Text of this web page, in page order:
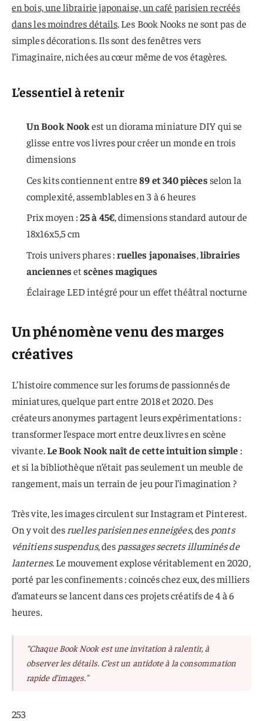
en bois, une librairie japonaise, un café parisien recréés
dans les moindres détails. Les Book Nooks ne sont pas de
simples décorations. Ils sont des fenêtres vers
l’imaginaire, nichées au cœur même de vos étagères.
L’essentiel à retenir
Un Book Nookest un diorama miniature DIY qui se
glisse entre vos livres pour créer un monde en trois
dimensions
Ces kits contiennent entre89 et 340 pièces selon la
complexité, assemblables en 3 à 6 heures
Prix moyen :25 à 45€, dimensions standard autour de
18x16x5,5 cm
Trois univers phares :ruelles japonaises,librairies
anciennesetscènes magiques
Éclairage LED intégré pour un effet théâtral nocturne
Un phénomène venu des marges
créatives
L’histoire commence sur les forums de passionnés de
miniatures, quelque part entre 2018 et 2020. Des
créateurs anonymes partagent leurs expérimentations :
transformer l’espace mort entre deux livres en scène
vivante.Le Book Nook naît de cette intuition simple :
et si la bibliothèque n’était pas seulement un meuble de
rangement, mais un terrain de jeu pour l’imagination ?
Très vite, les images circulent sur Instagram et Pinterest.
On y voit des ruelles parisiennes enneigées, des ponts
vénitiens suspendus, des passages secrets illuminés de
lanternes. Le mouvement explose véritablement en 2020,
porté par les confinements : coincés chez eux, des milliers
d’amateurs se lancent dans ces projets créatifs de 4 à 6
heures.
“Chaque Book Nook est une invitation à ralentir, à
observer les détails. C’est un antidote à la consommation
rapide d’images.”
253